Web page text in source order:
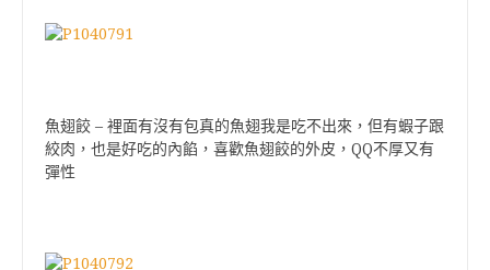
魚翅餃 – 裡面有沒有包真的魚翅我是吃不出來，但有蝦子跟
絞肉，也是好吃的內餡，喜歡魚翅餃的外皮，QQ不厚又有
彈性